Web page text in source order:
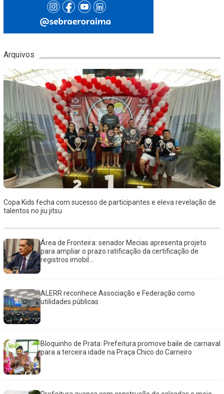
Arquivos
Copa Kids fecha com sucesso de participantes e eleva revelação de
talentos no jiu jitsu
Área de Fronteira: senador Mecias apresenta projeto
para ampliar o prazo ratificação da certificação de
registros imobil...
ALERR reconhece Associação e Federação como
utilidades públicas
Bloquinho de Prata: Prefeitura promove baile de carnaval
para a terceira idade na Praça Chico do Carneiro